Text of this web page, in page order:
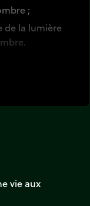
;
de la lumière
les
des
(lune,
vie aux